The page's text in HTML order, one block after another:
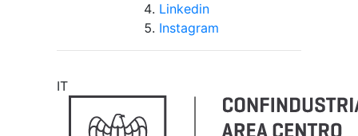
Linkedin
Instagram
IT